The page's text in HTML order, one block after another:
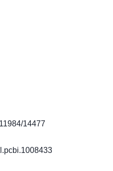
14477